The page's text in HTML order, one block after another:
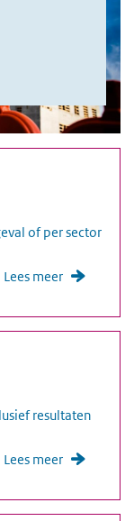
of per sector
Lees meer
resultaten
Lees meer